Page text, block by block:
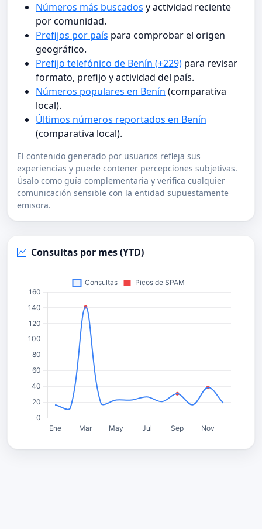
Números más buscados y actividad reciente
por comunidad.
Prefijos por país para comprobar el origen
geográfico.
Prefijo telefónico de Benín (+229) para revisar
formato, prefijo y actividad del país.
Números populares en Benín (comparativa
local).
Últimos números reportados en Benín
(comparativa local).
El contenido generado por usuarios refleja sus
experiencias y puede contener percepciones subjetivas.
Úsalo como guía complementaria y verifica cualquier
comunicación sensible con la entidad supuestamente
emisora.
Consultas por mes (YTD)